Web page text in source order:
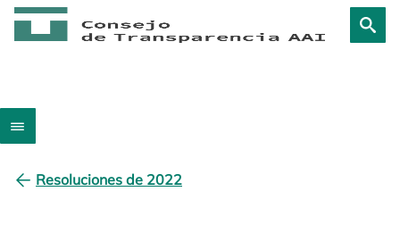
Resoluciones de 2022